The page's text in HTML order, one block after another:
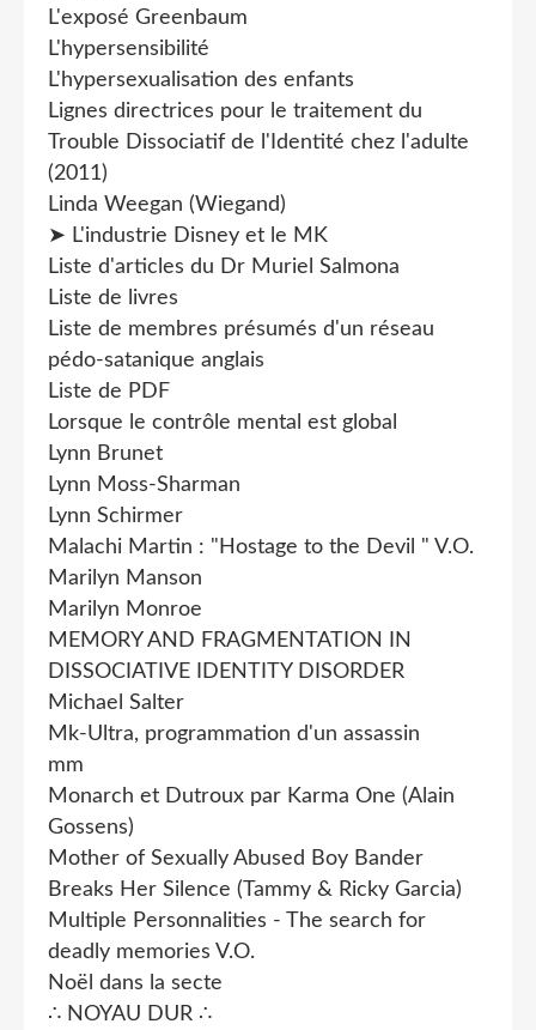
L'exposé Greenbaum
L'hypersensibilité
L'hypersexualisation des enfants
Lignes directrices pour le traitement du
Trouble Dissociatif de l'Identité chez l'adulte
(2011)
Linda Weegan (Wiegand)
➤ L'industrie Disney et le MK
Liste d'articles du Dr Muriel Salmona
Liste de livres
Liste de membres présumés d'un réseau
pédo-satanique anglais
Liste de PDF
Lorsque le contrôle mental est global
Lynn Brunet
Lynn Moss-Sharman
Lynn Schirmer
Malachi Martin : "Hostage to the Devil " V.O.
Marilyn Manson
Marilyn Monroe
MEMORY AND FRAGMENTATION IN
DISSOCIATIVE IDENTITY DISORDER
Michael Salter
Mk-Ultra, programmation d'un assassin
mm
Monarch et Dutroux par Karma One (Alain
Gossens)
Mother of Sexually Abused Boy Bander
Breaks Her Silence (Tammy & Ricky Garcia)
Multiple Personnalities - The search for
deadly memories V.O.
Noël dans la secte
∴ NOYAU DUR ∴